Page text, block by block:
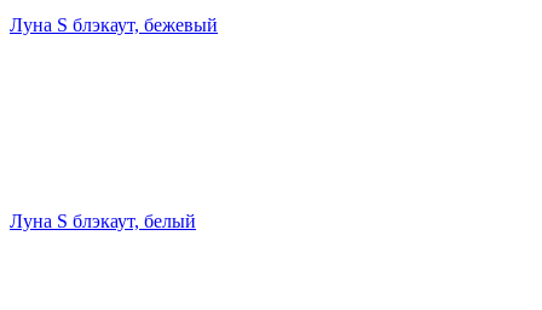
Луна S блэкаут, бежевый
Луна S блэкаут, белый